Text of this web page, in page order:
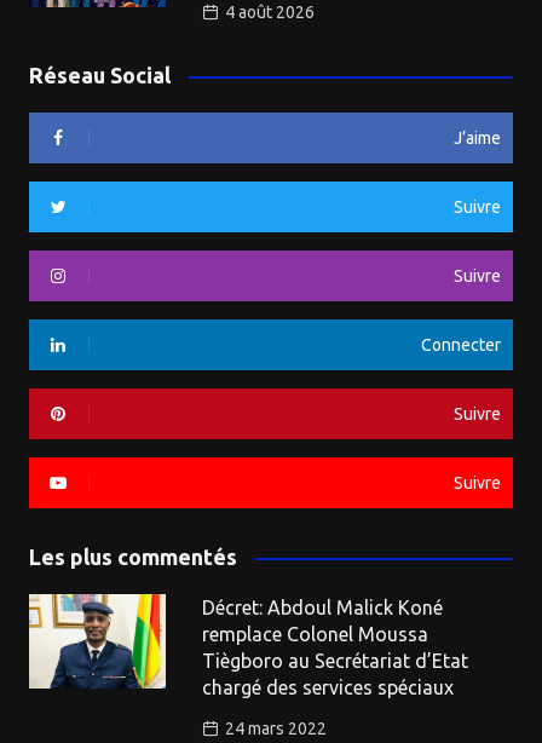
4 août 2026
Réseau Social
J’aime
Suivre
Suivre
Connecter
Suivre
Suivre
Les plus commentés
Décret: Abdoul Malick Koné
remplace Colonel Moussa
Tiègboro au Secrétariat d’Etat
chargé des services spéciaux
24 mars 2022